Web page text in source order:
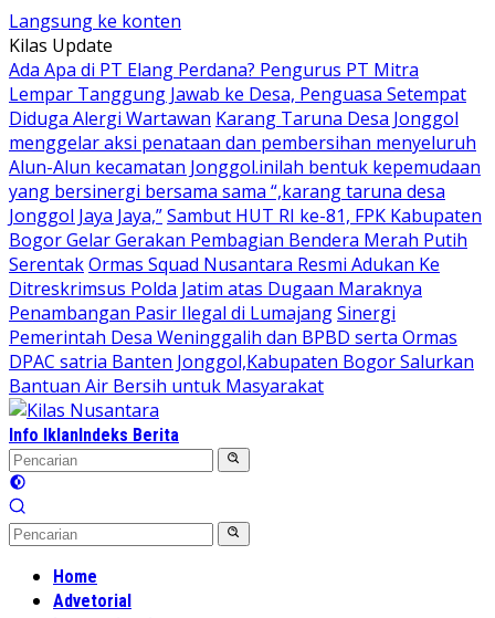
Langsung ke konten
Kilas Update
Ada Apa di PT Elang Perdana? Pengurus PT Mitra
Lempar Tanggung Jawab ke Desa, Penguasa Setempat
Diduga Alergi Wartawan Karang Taruna Desa Jonggol
menggelar aksi penataan dan pembersihan menyeluruh
Alun-Alun kecamatan Jonggol.inilah bentuk kepemudaan
yang bersinergi bersama sama “,karang taruna desa
Jonggol Jaya Jaya,”Sambut HUT RI ke-81, FPK Kabupaten
Bogor Gelar Gerakan Pembagian Bendera Merah Putih
SerentakOrmas Squad Nusantara Resmi Adukan Ke
Ditreskrimsus Polda Jatim atas Dugaan Maraknya
Penambangan Pasir Ilegal di LumajangSinergi
Pemerintah Desa Weninggalih dan BPBD serta Ormas
DPAC satria Banten Jonggol,Kabupaten Bogor Salurkan
Bantuan Air Bersih untuk Masyarakat
Info IklanIndeks Berita
Home
Advetorial